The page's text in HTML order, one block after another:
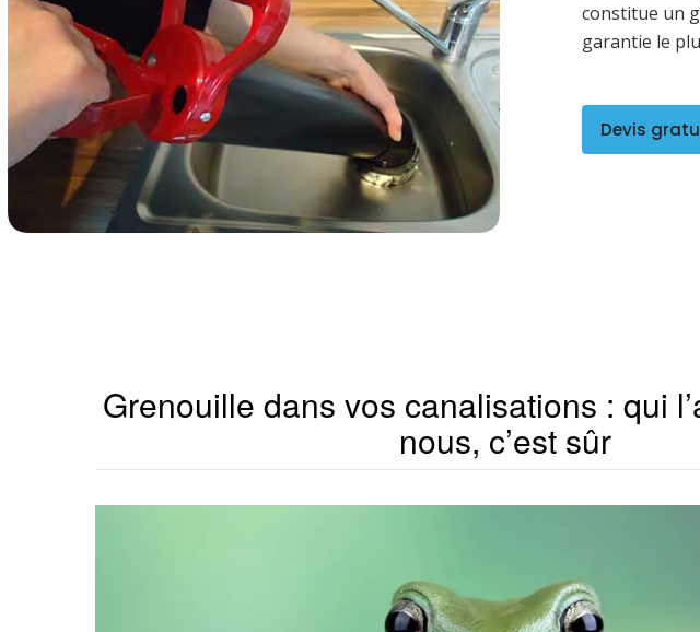
constitue un
garantie le
Devis
Grenouille dans vos canalisations : qui
nous, c’est sûr